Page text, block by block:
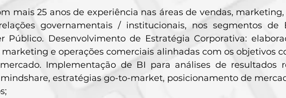
mais 25 anos de experiência nas áreas de vendas,
governamentais / institucionais, nos segmentos de
Público. Desenvolvimento de Estratégia Corporativa:
e operações comerciais alinhadas com os objetivos
Implementação de BI para análises de resultados
estratégias go-to-market, posicionamento de